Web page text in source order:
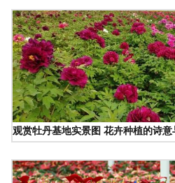
观赏牡丹基地实景图 花卉种植的诗